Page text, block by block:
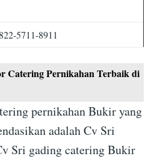
5711-8911
Catering Pernikahan Terbaik di
pernikahan Bukir yang
adalah Cv Sri
Sri gading catering Bukir